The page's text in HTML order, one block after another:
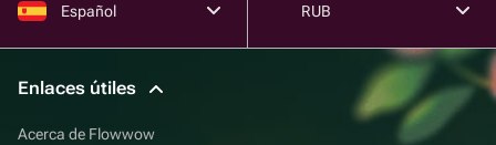
Español RUB
Enlaces útiles
Acerca de Flowwow